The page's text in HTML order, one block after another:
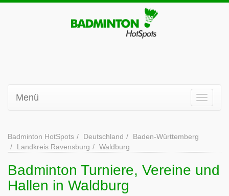
Menü
Badminton HotSpots Deutschland
Baden-Württemberg
Landkreis Ravensburg
Waldburg
Badminton Turniere, Vereine und
Hallen in Waldburg